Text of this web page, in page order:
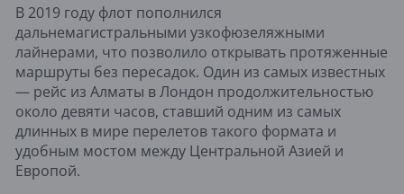
В 2019 году флот пополнился
дальнемагистральными узкофюзеляжными
лайнерами, что позволило открывать протяженные
маршруты без пересадок. Один из самых известных
— рейс из Алматы в Лондон продолжительностью
около девяти часов, ставший одним из самых
длинных в мире перелетов такого формата и
удобным мостом между Центральной Азией и
Европой.